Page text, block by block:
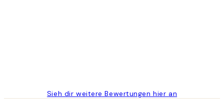
Sieh dir weitere Bewertungen hier an